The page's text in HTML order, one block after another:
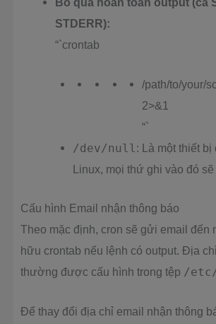
STDERR):
“`crontab
/path/to/your/
2>&1
“`
/dev/null: Là một thiết bị
Linux, mọi thứ ghi vào đó
Cấu hình Email nhận thông báo
Theo mặc định, cron sẽ gửi email đến
hữu crontab nếu lệnh có output. Địa
thường được cấu hình trong tệp /
Để thay đổi địa chỉ email nhận thông